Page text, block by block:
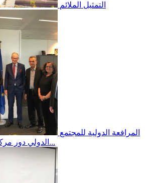
التمثيل الملائم
المرافعة الدولية للمجتمع
الدولي دور مركزي وتأثير على قضايا...